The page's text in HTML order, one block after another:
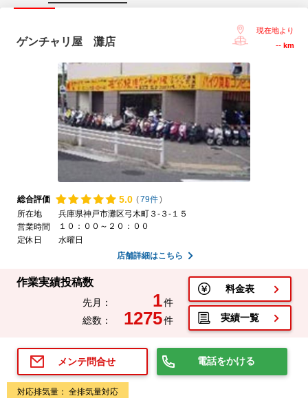
ゲンチャリ屋 灘店
現在地より
-- km
総合評価 5.0 (79件)
所在地
兵庫県神戸市灘区弓木町３-３-１５
営業時間
１０：００～２０：００
定休日
水曜日
店舗詳細はこちら
作業実績投稿数
先月： 1件
総数：
1275件
料金表
実績一覧
メンテ問合せ 電話をかける
対応排気量： 全排気量対応